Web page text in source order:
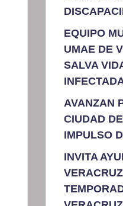
EQUIPO
UMAE DE
SALVA
AVANZAN
CIUDAD
IMPULSO
INVITA